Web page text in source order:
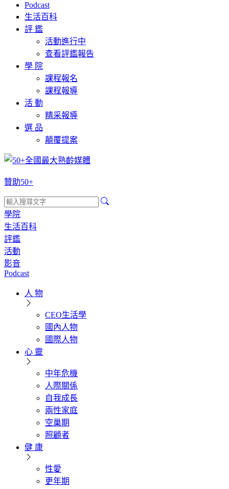
Podcast
生活百科
評 鑑
活動進行中
查看評鑑報告
學 院
課程報名
課程報導
活 動
精采報導
選 品
顛覆提案
贊助50+
學院
生活百科
評鑑
活動
影音
Podcast
人 物
CEO生活學
國內人物
國際人物
心 靈
中年危機
人際關係
自我成長
兩性家庭
空巢期
照顧者
健 康
性愛
更年期